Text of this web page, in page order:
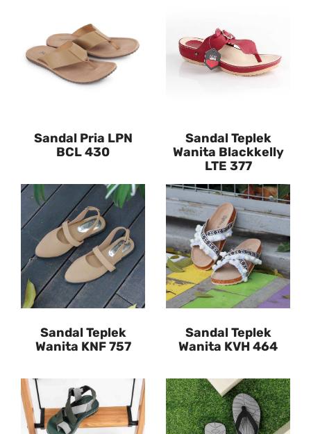
Sandal Pria LPN
BCL 430
Sandal Teplek
Wanita Blackkelly
LTE 377
Sandal Teplek
Wanita KNF 757
Sandal Teplek
Wanita KVH 464